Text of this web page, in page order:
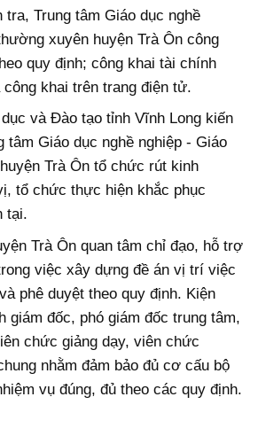
tra, Trung tâm Giáo dục nghề
xuyên huyện Trà Ôn công
quy định; công khai tài chính
khai trên trang điện tử.
và Đào tạo tỉnh Vĩnh Long kiến
tâm Giáo dục nghề nghiệp - Giáo
Trà Ôn tổ chức rút kinh
tổ chức thực hiện khắc phục
tại.
Trà Ôn quan tâm chỉ đạo, hỗ trợ
việc xây dựng đề án vị trí việc
phê duyệt theo quy định. Kiện
giám đốc, phó giám đốc trung tâm,
chức giảng dạy, viên chức
nhằm đảm bảo đủ cơ cấu bộ
vụ đúng, đủ theo các quy định.